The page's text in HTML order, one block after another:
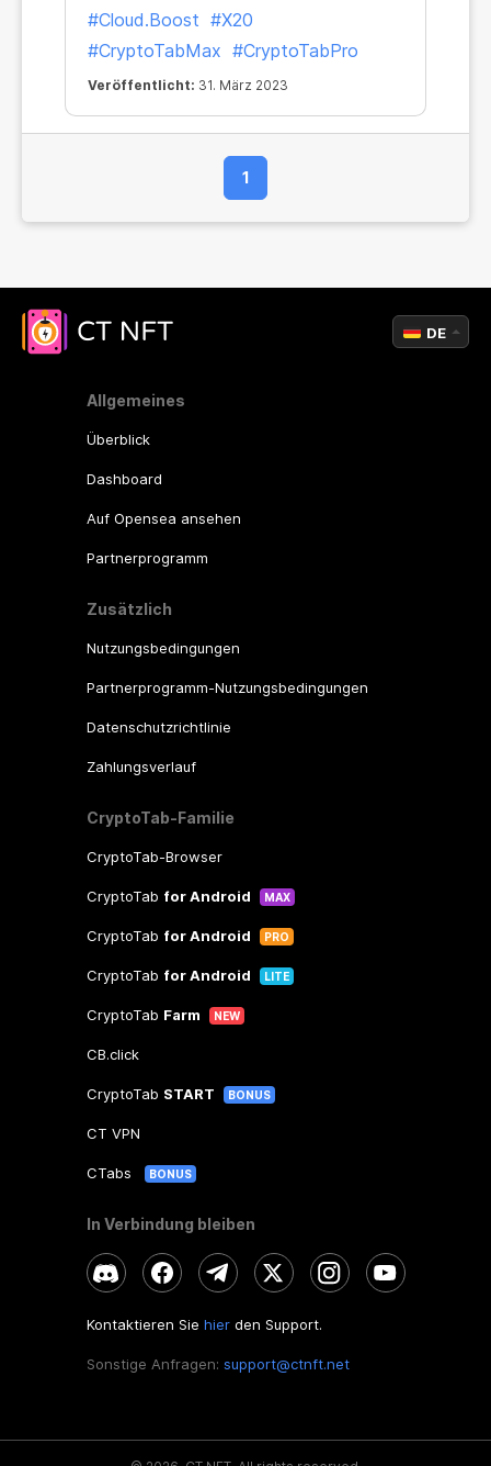
#Cloud.Boost #X20
#CryptoTabMax #CryptoTabPro
Veröffentlicht: 31. März 2023
1
Allgemeines
Überblick
Dashboard
Auf Opensea ansehen
Partnerprogramm
Zusätzlich
Nutzungsbedingungen
Partnerprogramm-Nutzungsbedingungen
Datenschutzrichtlinie
Zahlungsverlauf
CryptoTab-Familie
CryptoTab-Browser
CryptoTab for Android MAX
CryptoTab for Android PRO
CryptoTab for Android LITE
CryptoTab Farm NEW
CB.click
CryptoTab START BONUS
CT VPN
CTabs BONUS
In Verbindung bleiben
Kontaktieren Sie hierden Support.
Sonstige Anfragen: support@ctnft.net
DE